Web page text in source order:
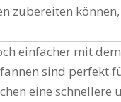
zubereiten
einfacher mit
sind perfekt
eine schnellere